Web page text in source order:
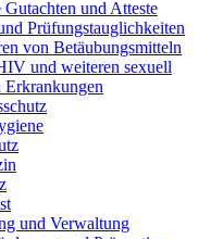
und Atteste
Prüfungstauglichkeiten
von Betäubungsmitteln
und weiteren sexuell
Erkrankungen
und Verwaltung